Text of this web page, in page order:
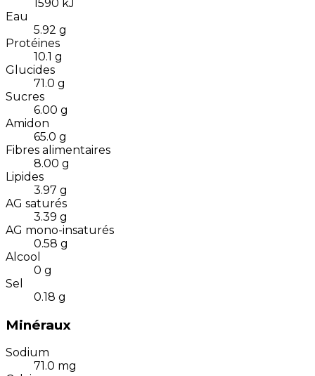
1590 kJ
Eau
5.92 g
Protéines
10.1 g
Glucides
71.0 g
Sucres
6.00 g
Amidon
65.0 g
Fibres alimentaires
8.00 g
Lipides
3.97 g
AG saturés
3.39 g
AG mono-insaturés
0.58 g
Alcool
0 g
Sel
0.18 g
Minéraux
Sodium
71.0 mg